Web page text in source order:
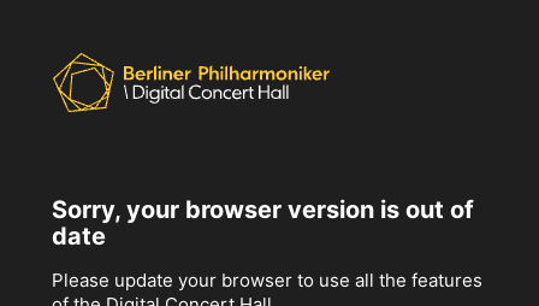
Sorry, your browser version is out of
date
Please update your browser to use all the features